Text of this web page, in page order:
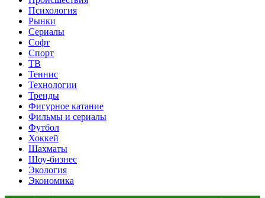
Психология
Рынки
Сериалы
Софт
Спорт
ТВ
Теннис
Технологии
Тренды
Фигурное катание
Фильмы и сериалы
Футбол
Хоккей
Шахматы
Шоу-бизнес
Экология
Экономика